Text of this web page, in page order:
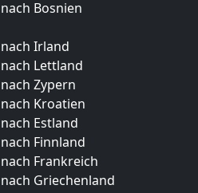
Bosnien
Irland
Lettland
Zypern
Kroatien
Estland
Finnland
Frankreich
Griechenland